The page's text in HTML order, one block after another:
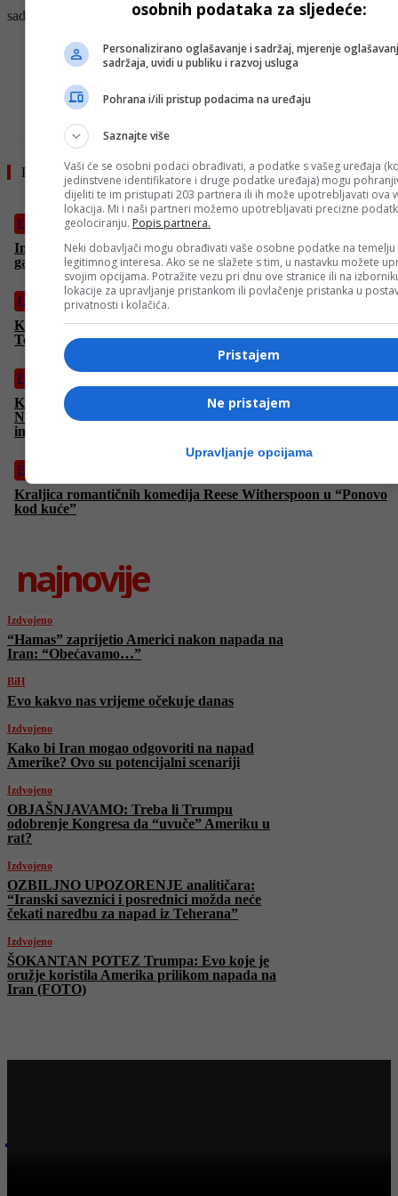
sada bitno nešto.
- OGLAS -
Pročitajte još
Film
Imate loš dan na poslu? Ili kući? Ben u “Šta se upravo desilo”
garantovano ima gori
Film
Kada se tehnologija sudari sa željom za “internet-slavom”:
Tehnološki triler “Krug” u subotu na FACE TV
Film
Koliko su naši “zaštićeni” podaci zapravo zaštićeni?
Nevjerovatno napeta i intenzivna akcija o opasnostima
interneta
Film
Kraljica romantičnih komedija Reese Witherspoon u “Ponovo
kod kuće”
najnovije
Izdvojeno
“Hamas” zaprijetio Americi nakon napada na
Iran: “Obećavamo…”
BiH
Evo kakvo nas vrijeme očekuje danas
Izdvojeno
Kako bi Iran mogao odgovoriti na napad
Amerike? Ovo su potencijalni scenariji
Izdvojeno
OBJAŠNJAVAMO: Treba li Trumpu
odobrenje Kongresa da “uvuče” Ameriku u
rat?
Izdvojeno
OZBILJNO UPOZORENJE analitičara:
“Iranski saveznici i posrednici možda neće
čekati naredbu za napad iz Teherana”
Izdvojeno
ŠOKANTAN POTEZ Trumpa: Evo koje je
oružje koristila Amerika prilikom napada na
Iran (FOTO)
osobnih podataka za sljedeće:
Personalizirano oglašavanje i sadržaj, mjerenje
sadržaja, uvidi u publiku i razvoj usluga
Pohrana i/ili pristup podacima na uređaju
Saznajte više
Vaši će se osobni podaci obrađivati, a podatke s vašeg uređaja
jedinstvene identifikatore i druge podatke uređaja) mogu
dijeliti te im pristupati 203 partnera ili ih može upotrebljavati ova
lokacija. Mi i naši partneri možemo upotrebljavati precizne
geolociranju. Popis partnera.
Neki dobavljači mogu obrađivati vaše osobne podatke na temelju
legitimnog interesa. Ako se ne slažete s tim, u nastavku možete
svojim opcijama. Potražite vezu pri dnu ove stranice ili na
lokacije za upravljanje pristankom ili povlačenje pristanka u
privatnosti i kolačića.
Pristajem
Ne pristajem
Upravljanje opcijama